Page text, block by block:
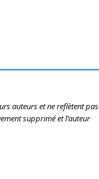
auteurs et ne reflètent pas
supprimé et l’auteur